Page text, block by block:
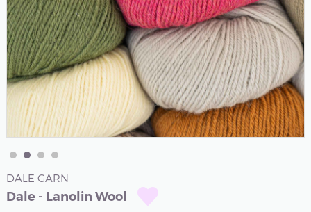
DALE GARN
Dale - Lanolin Wool